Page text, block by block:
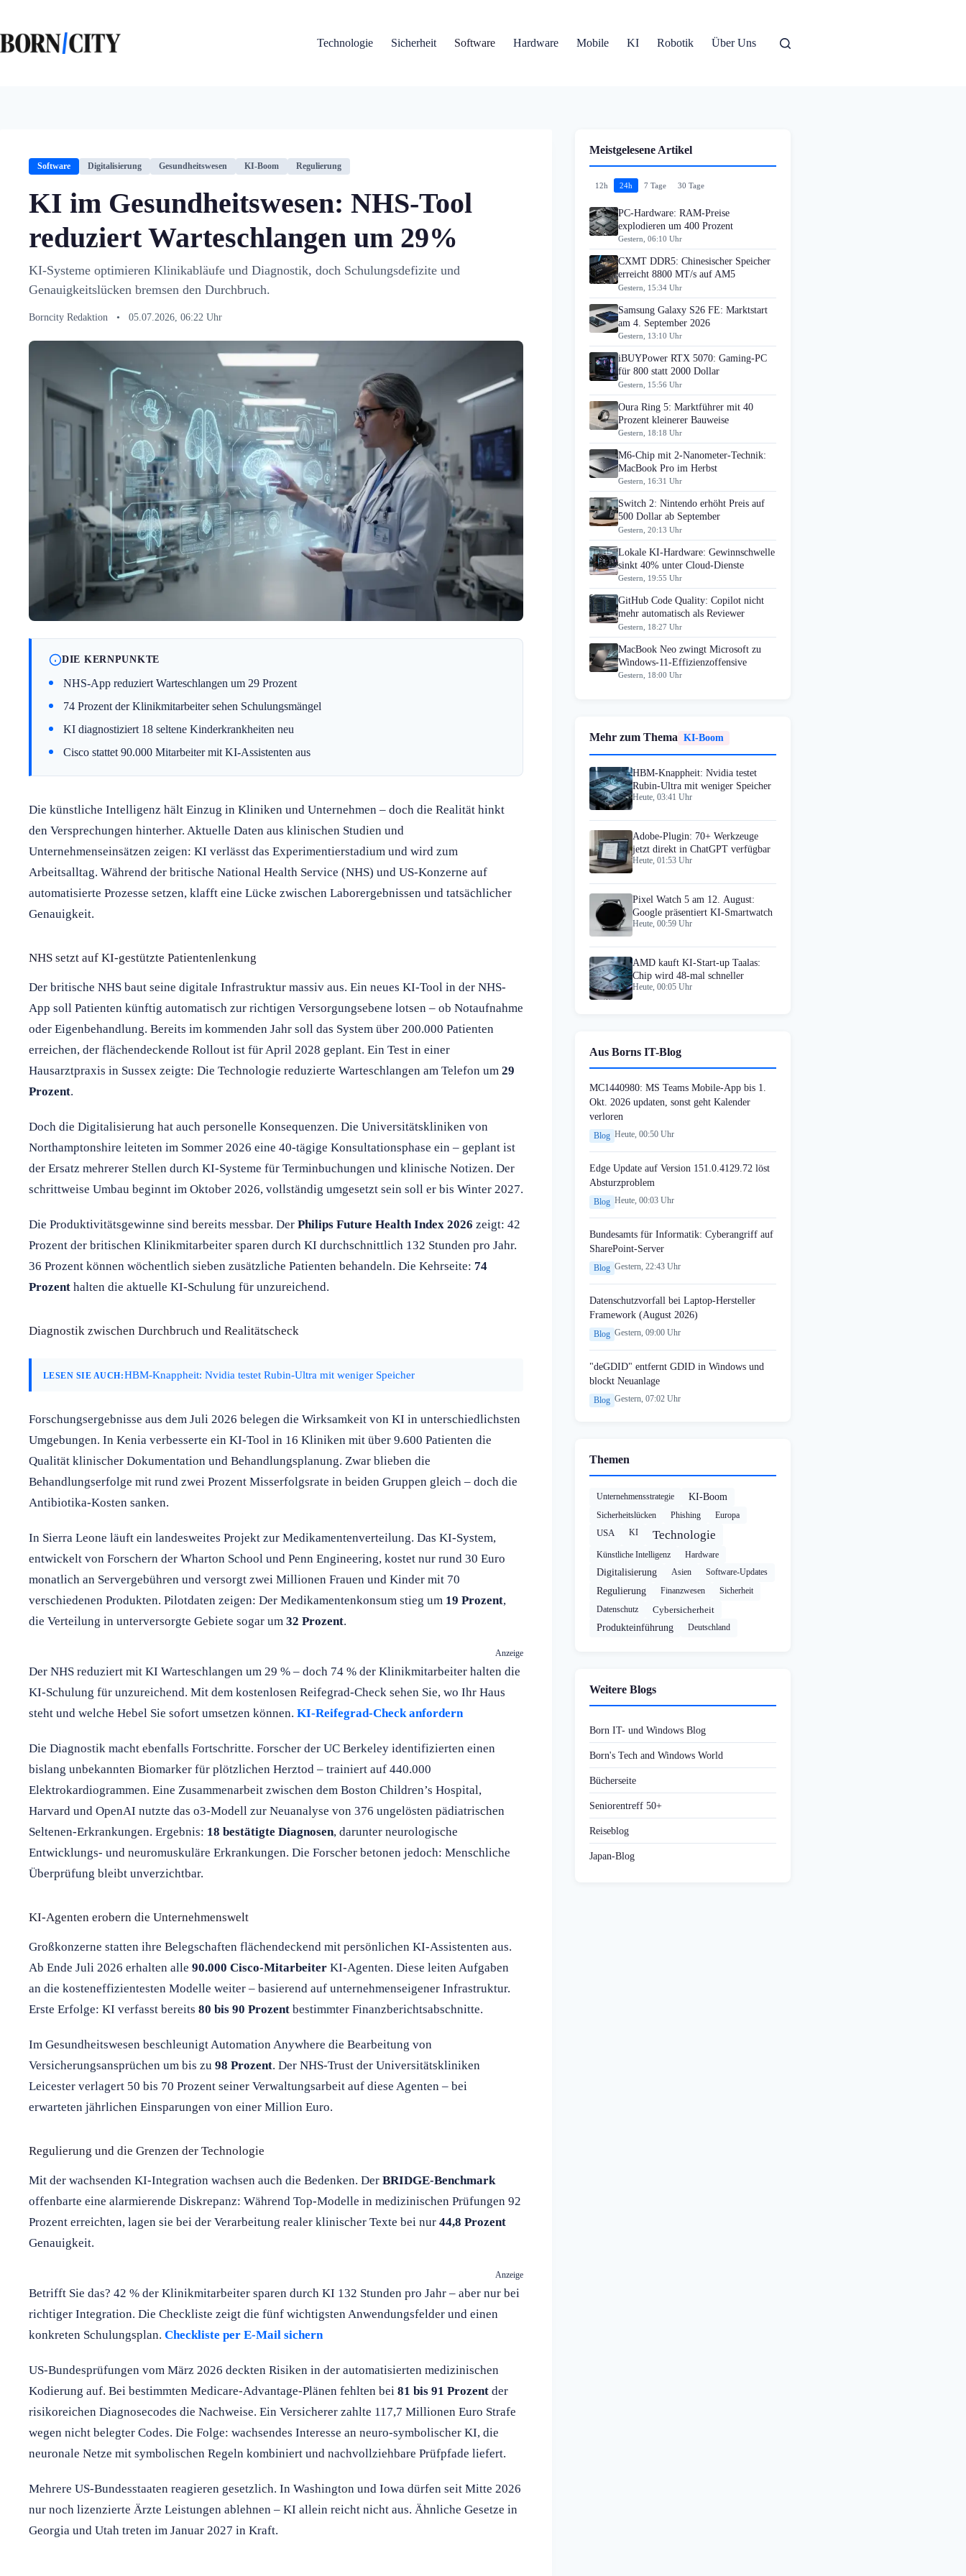
springen
Technologie
Sicherheit Software Hardware Mobile KI Robotik Über Uns
Software Digitalisierung Gesundheitswesen KI-Boom Regulierung
KI im Gesundheitswesen: NHS-Tool
reduziert Warteschlangen um 29%
KI-Systeme optimieren Klinikabläufe und Diagnostik, doch Schulungsdefizite und
Genauigkeitslücken bremsen den Durchbruch.
Borncity Redaktion • 05.07.2026, 06:22 Uhr
DIE KERNPUNKTE
NHS-App reduziert Warteschlangen um 29 Prozent
74 Prozent der Klinikmitarbeiter sehen Schulungsmängel
KI diagnostiziert 18 seltene Kinderkrankheiten neu
Cisco stattet 90.000 Mitarbeiter mit KI-Assistenten aus
Die künstliche Intelligenz hält Einzug in Kliniken und Unternehmen – doch die Realität hinkt
den Versprechungen hinterher. Aktuelle Daten aus klinischen Studien und
Unternehmenseinsätzen zeigen: KI verlässt das Experimentierstadium und wird zum
Arbeitsalltag. Während der britische National Health Service (NHS) und US-Konzerne auf
automatisierte Prozesse setzen, klafft eine Lücke zwischen Laborergebnissen und tatsächlicher
Genauigkeit.
NHS setzt auf KI-gestützte Patientenlenkung
Der britische NHS baut seine digitale Infrastruktur massiv aus. Ein neues KI-Tool in der NHS-
App soll Patienten künftig automatisch zur richtigen Versorgungsebene lotsen – ob Notaufnahme
oder Eigenbehandlung. Bereits im kommenden Jahr soll das System über 200.000 Patienten
erreichen, der flächendeckende Rollout ist für April 2028 geplant. Ein Test in einer
Hausarztpraxis in Sussex zeigte: Die Technologie reduzierte Warteschlangen am Telefon um 29
Prozent.
Doch die Digitalisierung hat auch personelle Konsequenzen. Die Universitätskliniken von
Northamptonshire leiteten im Sommer 2026 eine 40-tägige Konsultationsphase ein – geplant ist
der Ersatz mehrerer Stellen durch KI-Systeme für Terminbuchungen und klinische Notizen. Der
schrittweise Umbau beginnt im Oktober 2026, vollständig umgesetzt sein soll er bis Winter 2027.
Die Produktivitätsgewinne sind bereits messbar. Der Philips Future Health Index 2026 zeigt: 42
Prozent der britischen Klinikmitarbeiter sparen durch KI durchschnittlich 132 Stunden pro Jahr.
36 Prozent können wöchentlich sieben zusätzliche Patienten behandeln. Die Kehrseite: 74
Prozent halten die aktuelle KI-Schulung für unzureichend.
Diagnostik zwischen Durchbruch und Realitätscheck
LESEN SIE AUCH:HBM-Knappheit: Nvidia testet Rubin-Ultra mit weniger Speicher
Forschungsergebnisse aus dem Juli 2026 belegen die Wirksamkeit von KI in unterschiedlichsten
Umgebungen. In Kenia verbesserte ein KI-Tool in 16 Kliniken mit über 9.600 Patienten die
Qualität klinischer Dokumentation und Behandlungsplanung. Zwar blieben die
Behandlungserfolge mit rund zwei Prozent Misserfolgsrate in beiden Gruppen gleich – doch die
Antibiotika-Kosten sanken.
In Sierra Leone läuft ein landesweites Projekt zur Medikamentenverteilung. Das KI-System,
entwickelt von Forschern der Wharton School und Penn Engineering, kostet nur rund 30 Euro
monatlich an Servergebühren und versorgt zwei Millionen Frauen und Kinder mit 70
verschiedenen Produkten. Pilotdaten zeigen: Der Medikamentenkonsum stieg um 19 Prozent,
die Verteilung in unterversorgte Gebiete sogar um 32 Prozent.
Anzeige
Der NHS reduziert mit KI Warteschlangen um 29 % – doch 74 % der Klinikmitarbeiter halten die
KI-Schulung für unzureichend. Mit dem kostenlosen Reifegrad-Check sehen Sie, wo Ihr Haus
steht und welche Hebel Sie sofort umsetzen können. KI-Reifegrad-Check anfordern
Die Diagnostik macht ebenfalls Fortschritte. Forscher der UC Berkeley identifizierten einen
bislang unbekannten Biomarker für plötzlichen Herztod – trainiert auf 440.000
Elektrokardiogrammen. Eine Zusammenarbeit zwischen dem Boston Children’s Hospital,
Harvard und OpenAI nutzte das o3-Modell zur Neuanalyse von 376 ungelösten pädiatrischen
Seltenen-Erkrankungen. Ergebnis: 18 bestätigte Diagnosen, darunter neurologische
Entwicklungs- und neuromuskuläre Erkrankungen. Die Forscher betonen jedoch: Menschliche
Überprüfung bleibt unverzichtbar.
KI-Agenten erobern die Unternehmenswelt
Großkonzerne statten ihre Belegschaften flächendeckend mit persönlichen KI-Assistenten aus.
Ab Ende Juli 2026 erhalten alle 90.000 Cisco-Mitarbeiter KI-Agenten. Diese leiten Aufgaben
an die kosteneffizientesten Modelle weiter – basierend auf unternehmenseigener Infrastruktur.
Erste Erfolge: KI verfasst bereits 80 bis 90 Prozent bestimmter Finanzberichtsabschnitte.
Im Gesundheitswesen beschleunigt Automation Anywhere die Bearbeitung von
Versicherungsansprüchen um bis zu 98 Prozent. Der NHS-Trust der Universitätskliniken
Leicester verlagert 50 bis 70 Prozent seiner Verwaltungsarbeit auf diese Agenten – bei
erwarteten jährlichen Einsparungen von einer Million Euro.
Regulierung und die Grenzen der Technologie
Mit der wachsenden KI-Integration wachsen auch die Bedenken. Der BRIDGE-Benchmark
offenbarte eine alarmierende Diskrepanz: Während Top-Modelle in medizinischen Prüfungen 92
Prozent erreichten, lagen sie bei der Verarbeitung realer klinischer Texte bei nur 44,8 Prozent
Genauigkeit.
Anzeige
Betrifft Sie das? 42 % der Klinikmitarbeiter sparen durch KI 132 Stunden pro Jahr – aber nur bei
richtiger Integration. Die Checkliste zeigt die fünf wichtigsten Anwendungsfelder und einen
konkreten Schulungsplan. Checkliste per E-Mail sichern
US-Bundesprüfungen vom März 2026 deckten Risiken in der automatisierten medizinischen
Kodierung auf. Bei bestimmten Medicare-Advantage-Plänen fehlten bei 81 bis 91 Prozent der
risikoreichen Diagnosecodes die Nachweise. Ein Versicherer zahlte 117,7 Millionen Euro Strafe
wegen nicht belegter Codes. Die Folge: wachsendes Interesse an neuro-symbolischer KI, die
neuronale Netze mit symbolischen Regeln kombiniert und nachvollziehbare Prüfpfade liefert.
Mehrere US-Bundesstaaten reagieren gesetzlich. In Washington und Iowa dürfen seit Mitte 2026
nur noch lizenzierte Ärzte Leistungen ablehnen – KI allein reicht nicht aus. Ähnliche Gesetze in
Georgia und Utah treten im Januar 2027 in Kraft.
Meistgelesene Artikel
12h 24h 7 Tage 30 Tage
PC-Hardware: RAM-Preise
explodieren um 400 Prozent
Gestern, 06:10 Uhr
CXMT DDR5: Chinesischer Speicher
erreicht 8800 MT/s auf AM5
Gestern, 15:34 Uhr
Samsung Galaxy S26 FE: Marktstart
am 4. September 2026
Gestern, 13:10 Uhr
iBUYPower RTX 5070: Gaming-PC
für 800 statt 2000 Dollar
Gestern, 15:56 Uhr
Oura Ring 5: Marktführer mit 40
Prozent kleinerer Bauweise
Gestern, 18:18 Uhr
M6-Chip mit 2-Nanometer-Technik:
MacBook Pro im Herbst
Gestern, 16:31 Uhr
Switch 2: Nintendo erhöht Preis auf
500 Dollar ab September
Gestern, 20:13 Uhr
Lokale KI-Hardware: Gewinnschwelle
sinkt 40% unter Cloud-Dienste
Gestern, 19:55 Uhr
GitHub Code Quality: Copilot nicht
mehr automatisch als Reviewer
Gestern, 18:27 Uhr
MacBook Neo zwingt Microsoft zu
Windows-11-Effizienzoffensive
Gestern, 18:00 Uhr
Mehr zum Thema KI-Boom
HBM-Knappheit: Nvidia testet
Rubin-Ultra mit weniger Speicher
Heute, 03:41 Uhr
Adobe-Plugin: 70+ Werkzeuge
jetzt direkt in ChatGPT verfügbar
Heute, 01:53 Uhr
Pixel Watch 5 am 12. August:
Google präsentiert KI-Smartwatch
Heute, 00:59 Uhr
AMD kauft KI-Start-up Taalas:
Chip wird 48-mal schneller
Heute, 00:05 Uhr
Aus Borns IT-Blog
MC1440980: MS Teams Mobile-App bis 1.
Okt. 2026 updaten, sonst geht Kalender
verloren
Blog Heute, 00:50 Uhr
Edge Update auf Version 151.0.4129.72 löst
Absturzproblem
Blog Heute, 00:03 Uhr
Bundesamts für Informatik: Cyberangriff auf
SharePoint-Server
Blog Gestern, 22:43 Uhr
Datenschutzvorfall bei Laptop-Hersteller
Framework (August 2026)
Blog Gestern, 09:00 Uhr
"deGDID" entfernt GDID in Windows und
blockt Neuanlage
Blog Gestern, 07:02 Uhr
Themen
Unternehmensstrategie KI-Boom
Sicherheitslücken Phishing Europa
USA KI Technologie
Künstliche Intelligenz Hardware
Digitalisierung Asien Software-Updates
Regulierung Finanzwesen
Sicherheit
Datenschutz
Cybersicherheit
Produkteinführung
Deutschland
Weitere Blogs
Born IT- und Windows Blog
Born's Tech and Windows World
Bücherseite
Seniorentreff 50+
Reiseblog
Japan-Blog